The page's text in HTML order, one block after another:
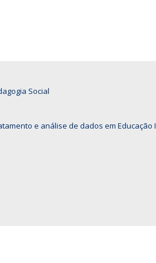
Social
e análise de dados em Educação I